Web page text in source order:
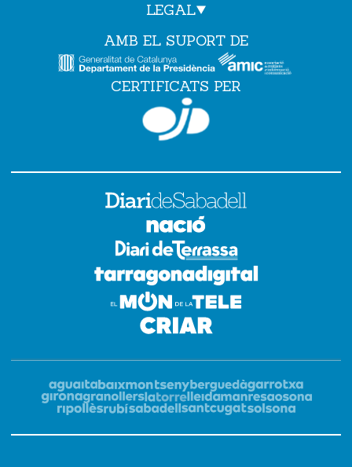
LEGAL
AMB EL SUPORT DE
CERTIFICATS PER